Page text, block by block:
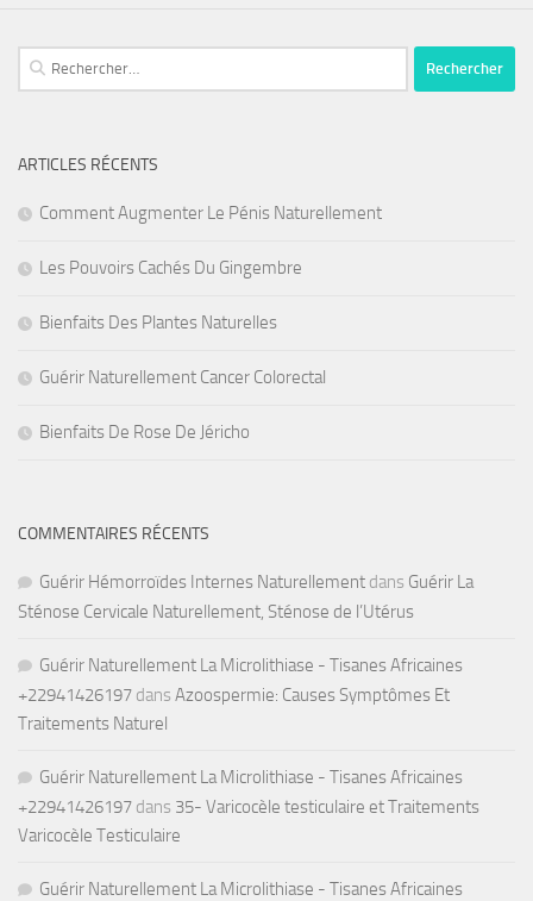
Rechercher :
ARTICLES RÉCENTS
Comment Augmenter Le Pénis Naturellement
Les Pouvoirs Cachés Du Gingembre
Bienfaits Des Plantes Naturelles
Guérir Naturellement Cancer Colorectal
Bienfaits De Rose De Jéricho
COMMENTAIRES RÉCENTS
Guérir Hémorroïdes Internes Naturellement dans Guérir La
Sténose Cervicale Naturellement, Sténose de l’Utérus
Guérir Naturellement La Microlithiase - Tisanes Africaines
+22941426197 dans Azoospermie: Causes Symptômes Et
Traitements Naturel
Guérir Naturellement La Microlithiase - Tisanes Africaines
+22941426197 dans 35- Varicocèle testiculaire et Traitements
Varicocèle Testiculaire
Guérir Naturellement La Microlithiase - Tisanes Africaines